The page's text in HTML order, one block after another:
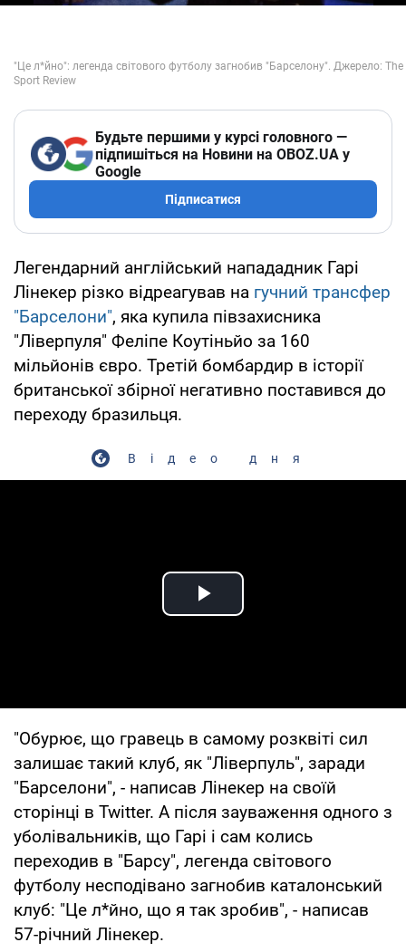
Будьте першими у курсі головного —
підпишіться на Новини на OBOZ.UA у
Google
Підписатися
Легендарний англійський напададник Гарі
Лінекер різко відреагував на гучний трансфер
"Барселони", яка купила півзахисника
"Ліверпуля" Феліпе Коутіньйо за 160
мільйонів євро. Третій бомбардир в історії
британської збірної негативно поставився до
переходу бразильця.
Відео дня
Play Video
"Обурює, що гравець в самому розквіті сил
залишає такий клуб, як "Ліверпуль", заради
"Барселони", - написав Лінекер на своїй
сторінці в Twitter. А після зауваження одного з
уболівальників, що Гарі і сам колись
переходив в "Барсу", легенда світового
футболу несподівано загнобив каталонський
клуб: "Це л*йно, що я так зробив", - написав
57-річний Лінекер.